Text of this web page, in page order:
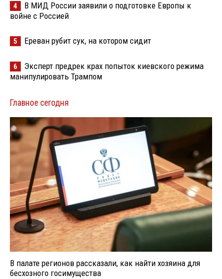
4
В МИД России заявили о подготовке Европы к
войне с Россией
5 Ереван рубит сук, на котором сидит
6
Эксперт предрек крах попыток киевского режима
манипулировать Трампом
Главное сегодня
В палате регионов рассказали, как найти хозяина для
бесхозного госимущества